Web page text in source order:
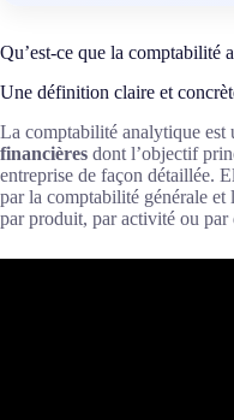
Qu’est-ce que la comptabilité
Une définition claire et
La comptabilité analytique est
financières dont l’objectif
entreprise de façon détaillée.
par la comptabilité générale
par produit, par activité ou par